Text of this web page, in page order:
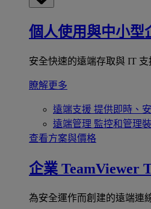
個人使用與中小型
安全快速的遠端存取與 IT 支
瞭解更多
遠端支援 提供即時、
遠端管理 監控和管理
查看方案與價格
企業 TeamViewer
為安全運作而創建的遠端連